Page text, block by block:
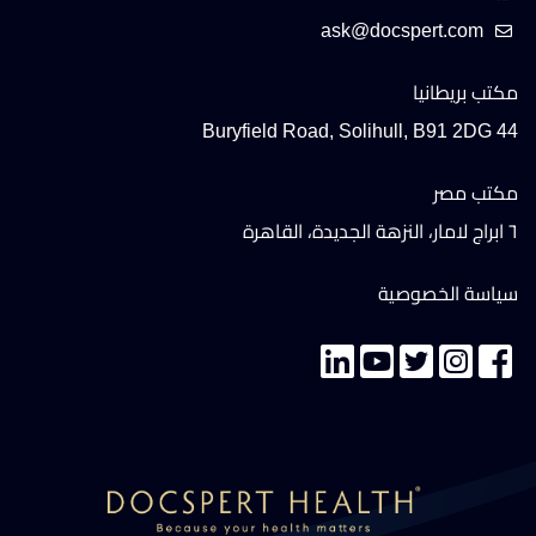
مكتب بريطانيا
44 Buryfield Road, Solihull, B91 2DG
مكتب مصر
٦ ابراج لامار، النزهة الجديدة، القاهرة
سياسة الخصوصية